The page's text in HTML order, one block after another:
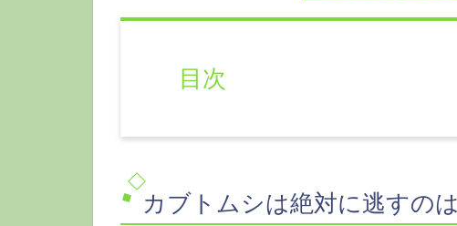
目次
カブトムシは絶対に逃すの